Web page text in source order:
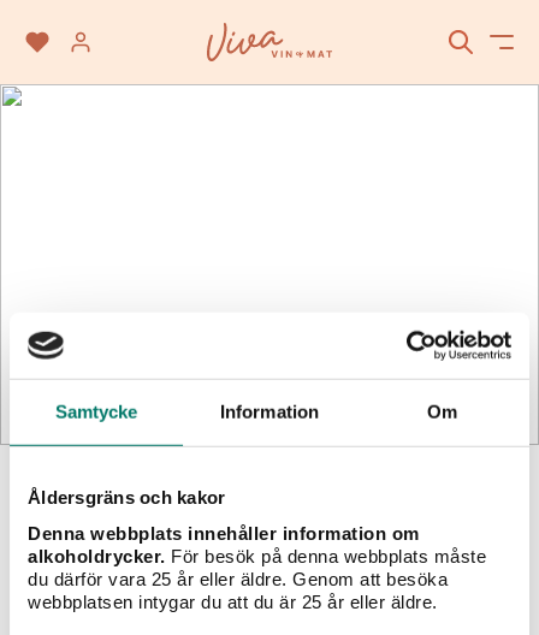
Samtycke Information Om
Åldersgräns och kakor
Denna webbplats innehåller information om
alkoholdrycker. För besök på denna webbplats måste
du därför vara 25 år eller äldre. Genom att besöka
webbplatsen intygar du att du är 25 år eller äldre.
SÖK
Vinet passar till